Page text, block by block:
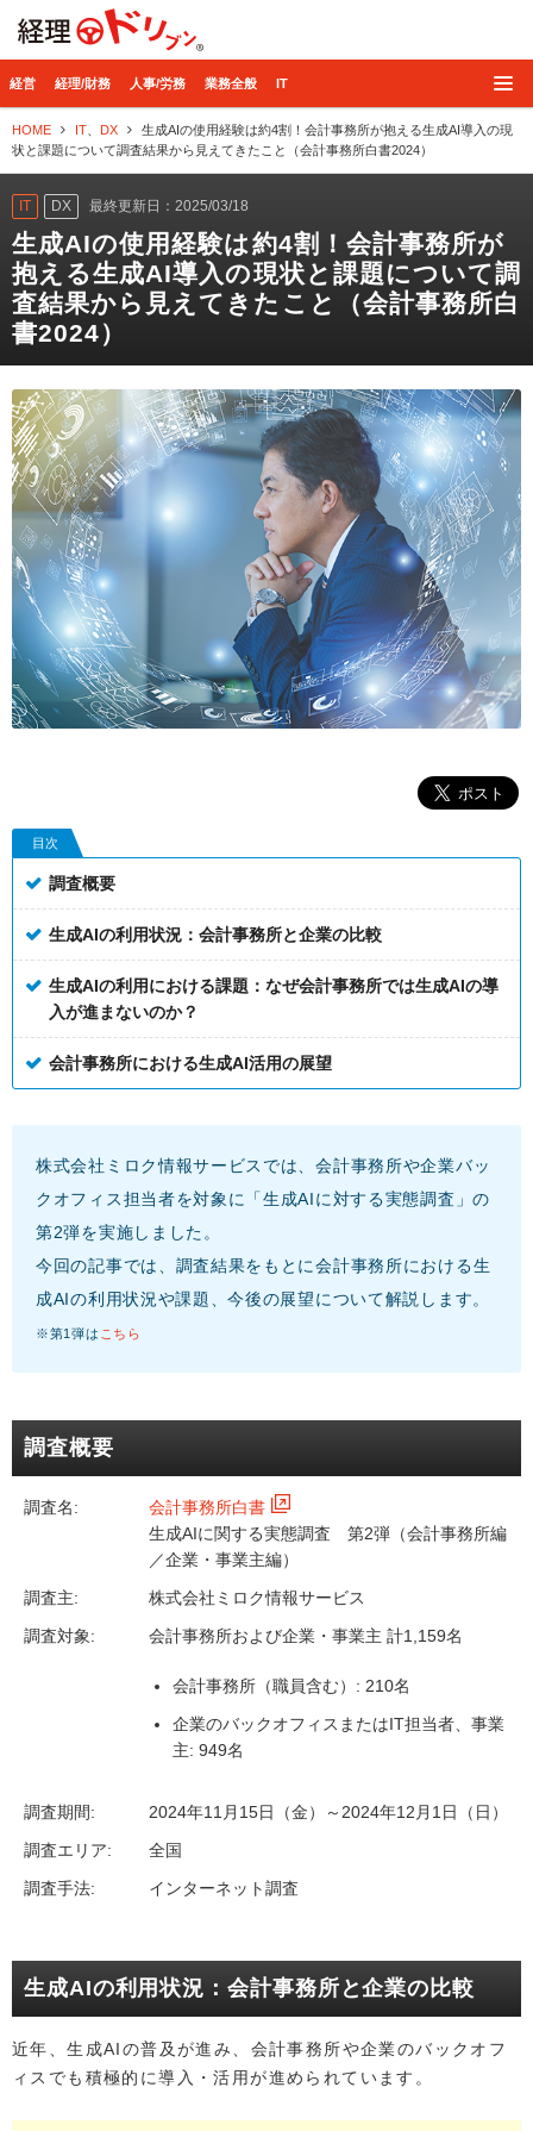
経営 経理/財務 人事/労務 業務全般 IT
HOME IT DX
生成AIの使用経験は約4割！会計事務所が抱える生成AI導入の現
状と課題について調査結果から見えてきたこと（会計事務所白書2024）
IT DX 最終更新日：2025/03/18
生成AIの使用経験は約4割！会計事務所が
抱える生成AI導入の現状と課題について調
査結果から見えてきたこと（会計事務所白
書2024）
目次
調査概要
生成AIの利用状況：会計事務所と企業の比較
生成AIの利用における課題：なぜ会計事務所では生成AIの導
入が進まないのか？
会計事務所における生成AI活用の展望
株式会社ミロク情報サービスでは、会計事務所や企業バッ
クオフィス担当者を対象に「生成AIに対する実態調査」の
第2弾を実施しました。
今回の記事では、調査結果をもとに会計事務所における生
成AIの利用状況や課題、今後の展望について解説します。
※第1弾は こちら
調査概要
調査名:
会計事務所白書
生成AIに関する実態調査 第2弾（会計事務所編
／企業・事業主編）
調査主:
株式会社ミロク情報サービス
調査対象:
会計事務所および企業・事業主 計1,159名
会計事務所（職員含む）: 210名
企業のバックオフィスまたはIT担当者、事業
主: 949名
調査期間:
2024年11月15日（金）～2024年12月1日（日）
調査エリア:
全国
調査手法:
インターネット調査
生成AIの利用状況：会計事務所と企業の比較
近年、生成AIの普及が進み、会計事務所や企業のバックオフ
ィスでも積極的に導入・活用が進められています。